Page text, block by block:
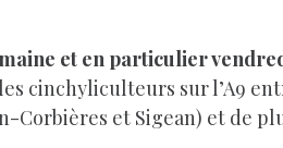
et en particulier
cinchyliculteurs sur l’A9
Corbières et Sigean) et de